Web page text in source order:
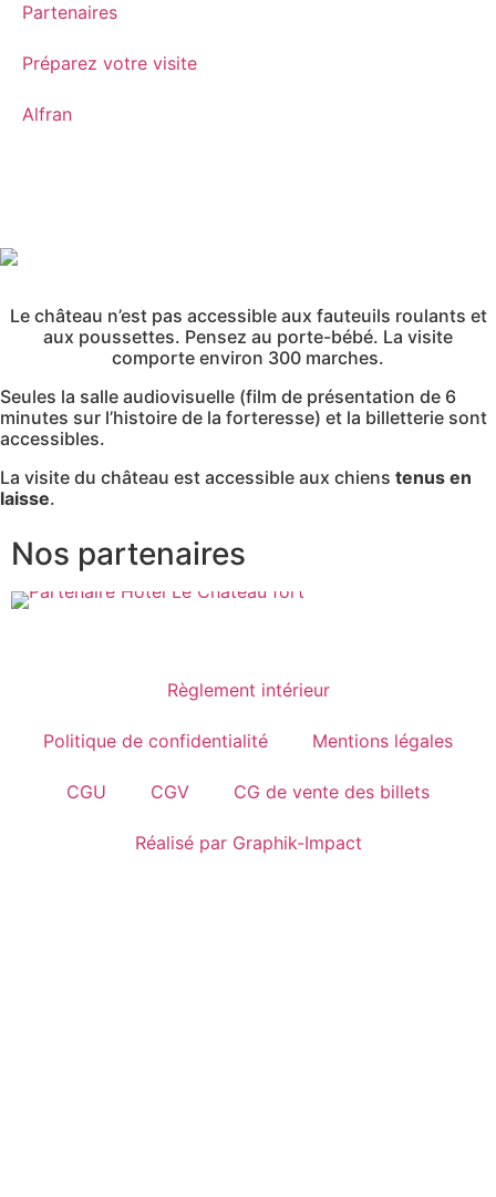
Partenaires
Préparez votre visite
Alfran
Le château n’est pas accessible aux fauteuils roulants et
aux poussettes. Pensez au porte-bébé. La visite
comporte environ 300 marches.
Seules la salle audiovisuelle (film de présentation de 6
minutes sur l’histoire de la forteresse) et la billetterie sont
accessibles.
La visite du château est accessible aux chiens tenus en
laisse.
Nos partenaires
Règlement intérieur
Politique de confidentialité Mentions légales
CGU CGV CG de vente des billets
Réalisé par Graphik-Impact